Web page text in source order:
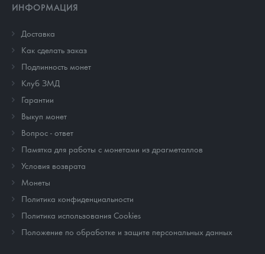
ИНФОРМАЦИЯ
Доставка
Как сделать заказ
Подлинность монет
Клуб ЗМД
Гарантии
Выкуп монет
Вопрос - ответ
Памятка для работы с монетами из драгметаллов
Условия возврата
Монеты
Политика конфиденциальности
Политика использования Cookies
Положение по обработке и защите персональных данных